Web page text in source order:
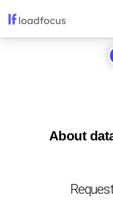
About